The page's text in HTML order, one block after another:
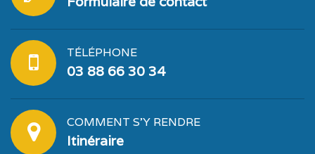
TÉLÉPHONE
03 88 66 30 34
COMMENT S'Y RENDRE
Itinéraire